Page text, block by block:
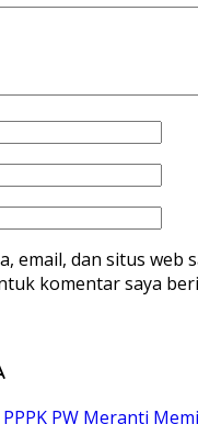
email, dan situs web
komentar saya